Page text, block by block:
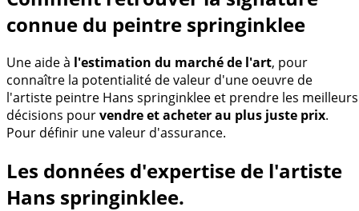
connue du peintre springinklee
Une aide à l'estimation du marché de l'art, pour
connaître la potentialité de valeur d'une oeuvre de
l'artiste peintre Hans springinklee et prendre les meilleurs
décisions pourvendre et acheter au plus juste prix.
Pour définir une valeur d'assurance.
Les données d'expertise de l'artiste
Hans springinklee.